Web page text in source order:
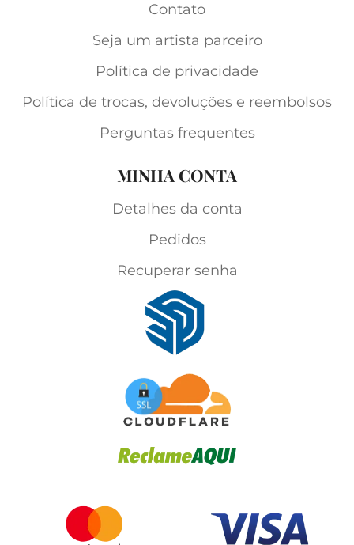
Contato
Seja um artista parceiro
Política de privacidade
Política de trocas, devoluções e reembolsos
Perguntas frequentes
MINHA CONTA
Detalhes da conta
Pedidos
Recuperar senha